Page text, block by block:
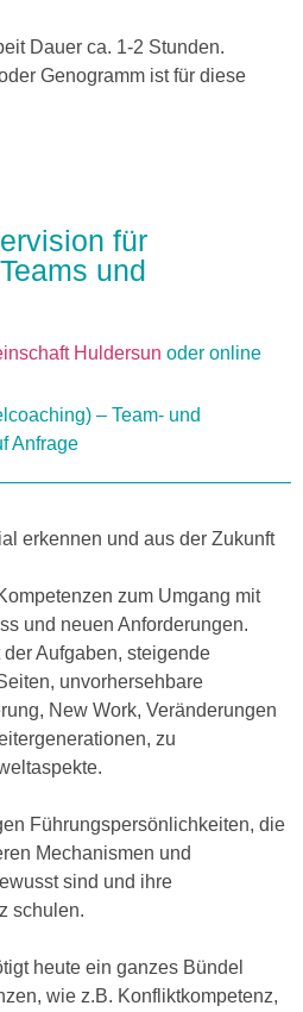
Dauer ca. 1-2 Stunden.
Genogramm ist für diese
für
und
Huldersun oder online
– Team- und
Anfrage
erkennen und aus der Zukunft
zum Umgang mit
und neuen Anforderungen.
Aufgaben, steigende
unvorhersehbare
New Work, Veränderungen
zu
Führungspersönlichkeiten, die
Mechanismen und
sind und ihre
schulen.
heute ein ganzes Bündel
wie z.B. Konfliktkompetenz,